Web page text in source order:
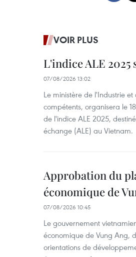
VOIR PLUS
L'indice ALE 2025
07/08/2026 13:02
Le ministère de l'Industrie
compétents, organisera le
de l'indice ALE 2025,
échange (ALE) au Vietnam.
Approbation du
économique de
07/08/2026 10:45
Le gouvernement
économique de Vung Ang,
orientations de